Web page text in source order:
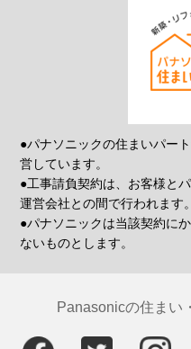
●パナソニックの住まいパー
営しています。
●工事請負契約は、お客様と
運営会社との間で行われます。
●パナソニックは当該契約に
ないものとします。
Panasonicの住まい